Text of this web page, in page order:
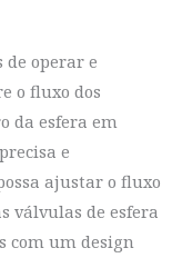
de operar e
o fluxo dos
da esfera em
e
ajustar o fluxo
válvulas de esfera
com um design